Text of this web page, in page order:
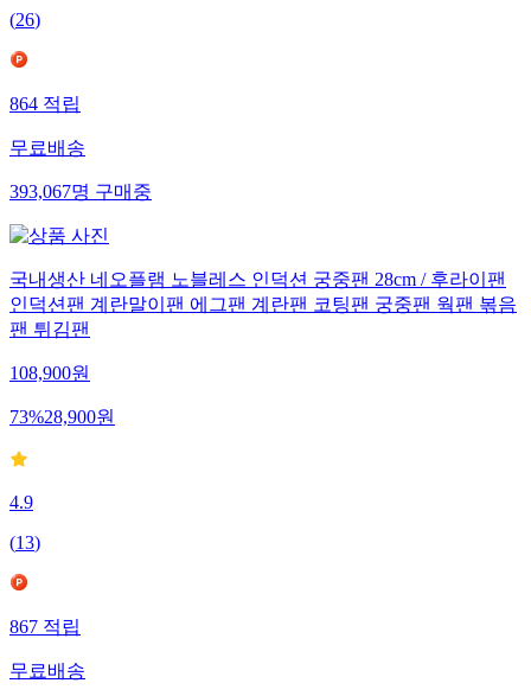
(26)
864적립
무료배송
393,067명구매중
국내생산 네오플램 노블레스 인덕션 궁중팬 28cm / 후라이팬
인덕션팬 계란말이팬 에그팬 계란팬 코팅팬 궁중팬 웍팬 볶음
팬 튀김팬
108,900원
73%28,900원
4.9
(13)
867적립
무료배송